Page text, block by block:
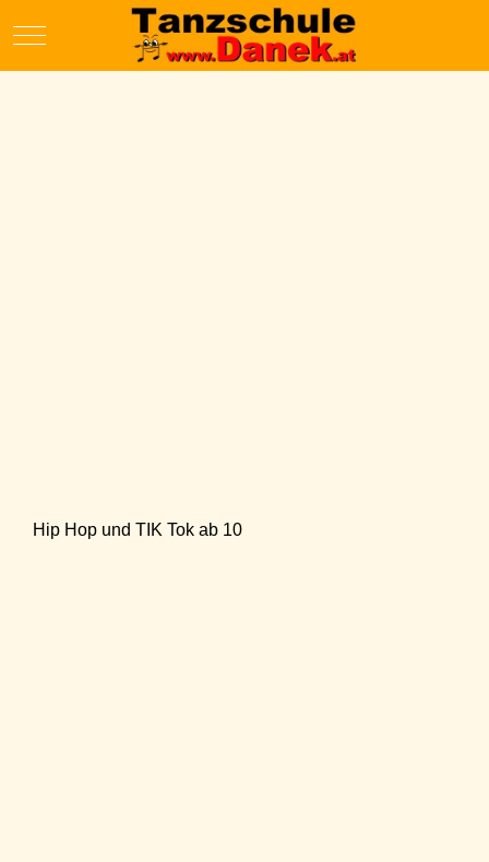
Mobile Menu Toggle
Hip Hop und TIK Tok ab 10